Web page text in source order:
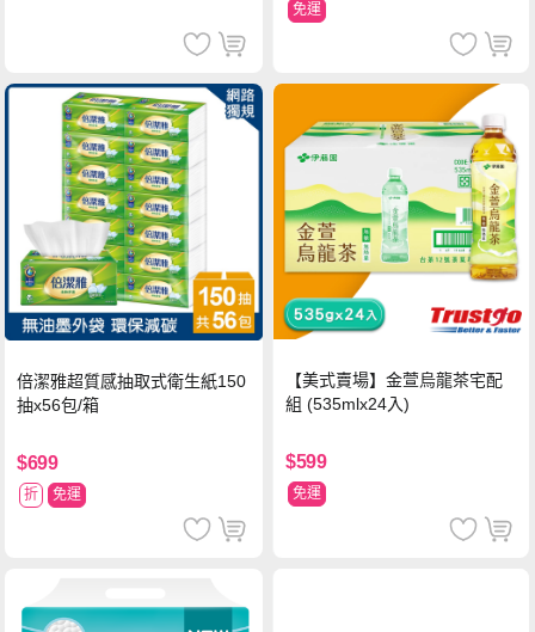
免運
倍潔雅超質感抽取式衛生紙150
抽x56包/箱
$699
折 免運
【美式賣場】金萱烏龍茶宅配
組 (535mlx24入)
$599
免運